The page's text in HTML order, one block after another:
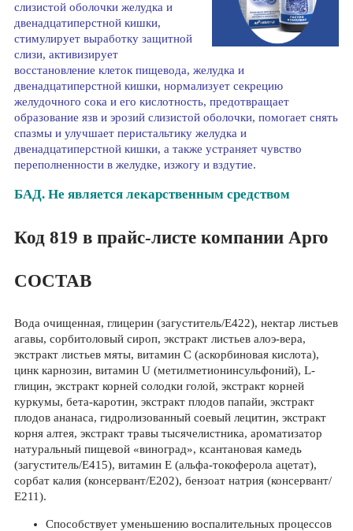
слизистой оболочки желудка и
двенадцатиперстной кишки,
стимулирует выработку защитной
слизи, активизирует
восстановление клеток пищевода, желудка и
двенадцатиперстной кишки, нормализует секрецию
желудочного сока и его кислотность, предотвращает
образование язв и эрозий слизистой оболочки, помогает снять
спазмы и улучшает перистальтику желудка и
двенадцатиперстной кишки, а также устраняет чувство
переполненности в желудке, изжогу и вздутие.
БАД. Не является лекарственным средством
Код 819 в прайс-листе компании Арго
СОСТАВ
Вода очищенная, глицерин (загуститель/Е422), нектар листьев
агавы, сорбитоловый сироп, экстракт листьев алоэ-вера,
экстракт листьев мяты, витамин С (аскорбиновая кислота),
цинк карнозин, витамин U (метилметионинсульфоний), L-
глицин, экстракт корней солодки голой, экстракт корней
куркумы, бета-каротин, экстракт плодов папайи, экстракт
плодов ананаса, гидролизованный соевый лецитин, экстракт
корня алтея, экстракт травы тысячелистника, ароматизатор
натуральный пищевой «виноград», ксантановая камедь
(загуститель/Е415), витамин Е (альфа-токоферола ацетат),
сорбат калия (консервант/Е202), бензоат натрия (консервант/
Е211).
Способствует уменьшению воспалительных процессов